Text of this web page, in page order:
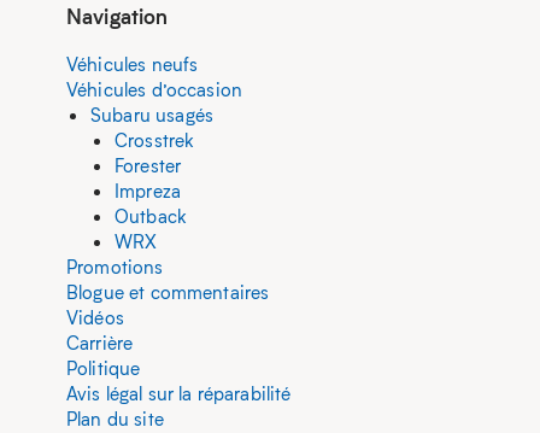
Navigation
Véhicules neufs
Véhicules d’occasion
Subaru usagés
Crosstrek
Forester
Impreza
Outback
WRX
Promotions
Blogue et commentaires
Vidéos
Carrière
Politique
Avis légal sur la réparabilité
Plan du site